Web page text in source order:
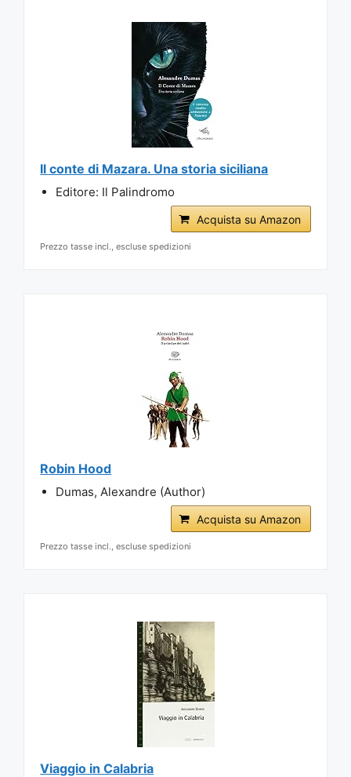
Il conte di Mazara. Una storia siciliana
Editore: Il Palindromo
Acquista su Amazon
Prezzo tasse incl., escluse spedizioni
Robin Hood
Dumas, Alexandre (Author)
Acquista su Amazon
Prezzo tasse incl., escluse spedizioni
Viaggio in Calabria